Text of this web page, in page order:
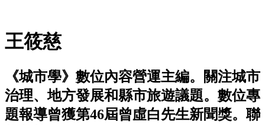
王筱慈
《城市學》數位內容營運主編。關注城市
治理、地方發展和縣市旅遊議題。數位專
題報導曾獲第46屆曾虛白先生新聞獎。聯